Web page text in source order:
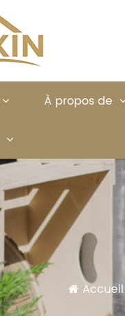
À propos de
Accueil